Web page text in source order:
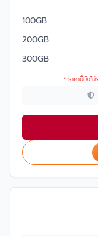
100GB
200GB
300GB
* ราคานี้ยังไ